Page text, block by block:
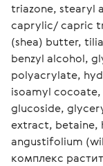
triazone, stearyl
caprylic/ capric
(shea) butter,
benzyl alcohol,
polyacrylate,
isoamyl
glucoside,
extract, betaine,
angustifolium
комплекс